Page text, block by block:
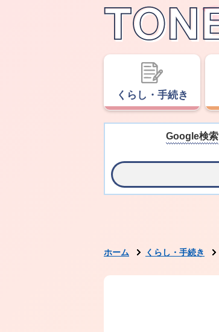
くらし・手続き
Google検索
ホーム くらし・手続き